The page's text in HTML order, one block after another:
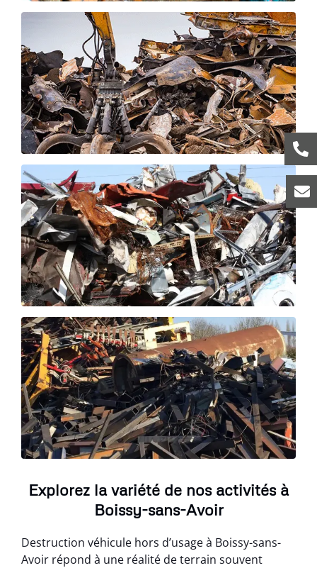
Explorez la variété de nos activités à
Boissy-sans-Avoir
Destruction véhicule hors d’usage à Boissy-sans-
Avoir répond à une réalité de terrain souvent